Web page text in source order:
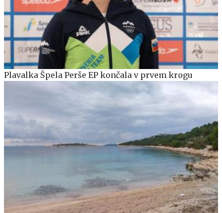
Plavalka Špela Perše EP končala v prvem krogu